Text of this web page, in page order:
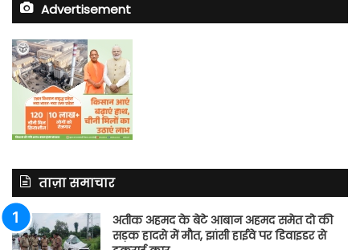
Advertisement
ताज़ा समाचार
अतीक अहमद के बेटे आबान अहमद समेत दो की
सड़क हादसे में मौत, झांसी हाईवे पर डिवाइडर से